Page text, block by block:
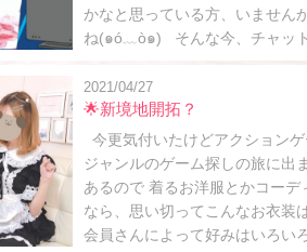
かなと思っている方、いません
ね(๑ó﹏ò๑) そんな今、チャッ
2021/04/27
🌟新境地開拓？
今更気付いたけどアクション
ジャンルのゲーム探しの旅に
あるので 着るお洋服とかコー
なら、思い切ってこんなお衣装
会員さんによって好みはいろい